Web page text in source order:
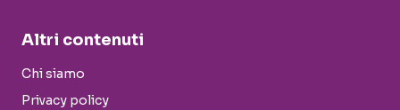
Altri contenuti
Chi siamo
Privacy policy